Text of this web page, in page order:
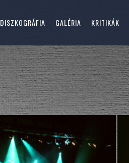
DISZKOGRÁFIA GALÉRIA KRITIKÁK